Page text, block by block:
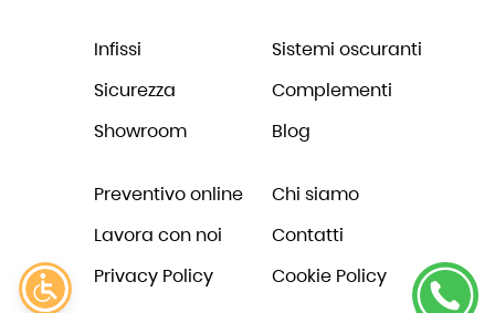
Infissi
Sistemi oscuranti
Sicurezza
Complementi
Showroom
Blog
Preventivo online
Chi siamo
Lavora con noi
Contatti
Privacy Policy
Cookie Policy